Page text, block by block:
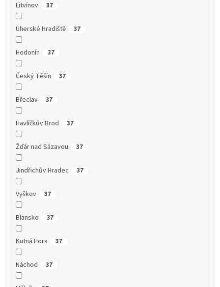
Litvínov 37
Uherské Hradiště 37
Hodonín 37
Český Těšín 37
Břeclav 37
Havlíčkův Brod 37
Žďár nad Sázavou 37
Jindřichův Hradec 37
Vyškov 37
Blansko 37
Kutná Hora 37
Náchod 37